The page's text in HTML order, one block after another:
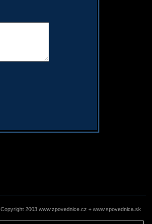
Copyright 2003 www.zpovednice.cz + www.spovednica.sk